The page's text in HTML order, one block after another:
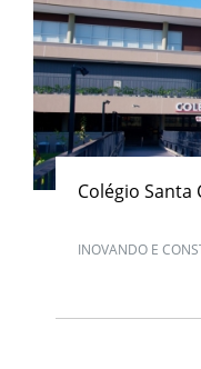
Colégio Santa
INOVANDO E